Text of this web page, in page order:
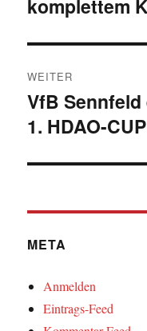
komplettem
WEITER
Nächster
Beitrag:
VfB
1. HDAO-CUP
META
Anmelden
Eintrags-Feed